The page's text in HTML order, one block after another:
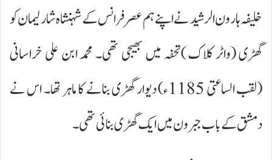
خلیفہ ہارون الرشید نے اپنے ہم عصر فرانس کے شہنشاہ شارلیمان کو
گھڑی (واٹر کلاک )تحفہ میں بھیجی تھی۔ محمد ابن علی خراسانی
(لقب الساعتی 1185ء) دیوار گھڑی بنانے کا ماہر تھا۔ اس نے
دمشق کے باب جبرون میں ایک گھڑی بنائی تھی۔